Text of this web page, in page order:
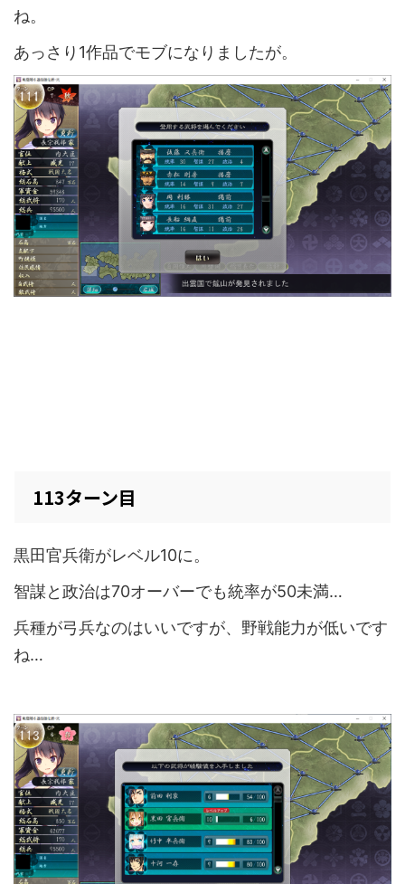
ね。
あっさり1作品でモブになりましたが。
113ターン目
黒田官兵衛がレベル10に。
智謀と政治は70オーバーでも統率が50未満…
兵種が弓兵なのはいいですが、野戦能力が低いです
ね…